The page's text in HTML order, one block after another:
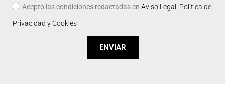
Acepto las condiciones redactadas en Aviso Legal, Política de
Privacidad y Cookies
ENVIAR